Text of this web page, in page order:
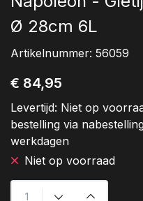
Ø 28cm 6L
Artikelnummer: 56059
€ 84,95
Levertijd: Niet op
bestelling via
werkdagen
Niet op voorraad